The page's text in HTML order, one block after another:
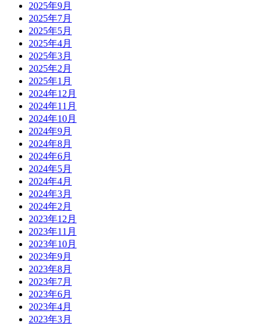
2025年9月
2025年7月
2025年5月
2025年4月
2025年3月
2025年2月
2025年1月
2024年12月
2024年11月
2024年10月
2024年9月
2024年8月
2024年6月
2024年5月
2024年4月
2024年3月
2024年2月
2023年12月
2023年11月
2023年10月
2023年9月
2023年8月
2023年7月
2023年6月
2023年4月
2023年3月